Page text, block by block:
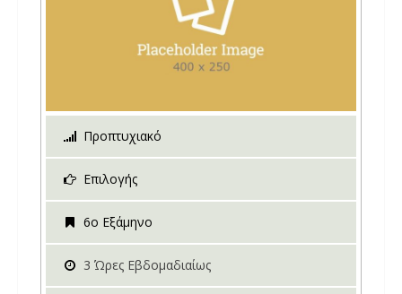
Προπτυχιακό
Επιλογής
6ο Εξάμηνο
3 Ώρες Εβδομαδιαίως